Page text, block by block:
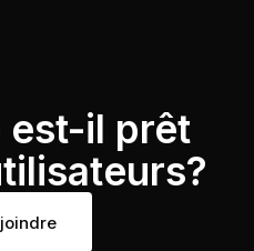
est-il prêt